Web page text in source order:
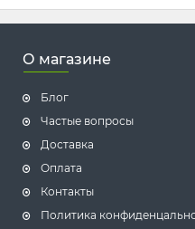
О магазине
Блог
Частые вопросы
Доставка
Оплата
Контакты
Политика